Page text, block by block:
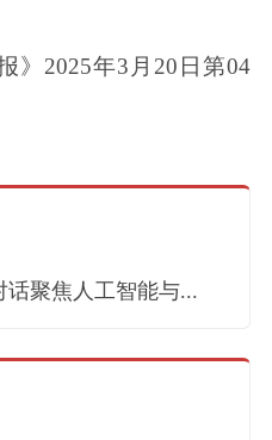
》2025年3月20日第04
话聚焦人工智能与...